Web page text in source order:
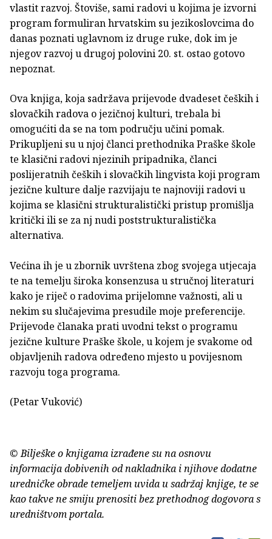
vlastit razvoj. Štoviše, sami radovi u kojima je izvorni
program formuliran hrvatskim su jezikoslovcima do
danas poznati uglavnom iz druge ruke, dok im je
njegov razvoj u drugoj polovini 20. st. ostao gotovo
nepoznat.
Ova knjiga, koja sadržava prijevode dvadeset čeških i
slovačkih radova o jezičnoj kulturi, trebala bi
omogućiti da se na tom području učini pomak.
Prikupljeni su u njoj članci prethodnika Praške škole
te klasični radovi njezinih pripadnika, članci
poslijeratnih čeških i slovačkih lingvista koji program
jezične kulture dalje razvijaju te najnoviji radovi u
kojima se klasični strukturalistički pristup promišlja
kritički ili se za nj nudi poststrukturalistička
alternativa.
Većina ih je u zbornik uvrštena zbog svojega utjecaja
te na temelju široka konsenzusa u stručnoj literaturi
kako je riječ o radovima prijelomne važnosti, ali u
nekim su slučajevima presudile moje preferencije.
Prijevode članaka prati uvodni tekst o programu
jezične kulture Praške škole, u kojem je svakome od
objavljenih radova određeno mjesto u povijesnom
razvoju toga programa.
(Petar Vuković)
© Bilješke o knjigama izrađene su na osnovu
informacija dobivenih od nakladnika i njihove dodatne
uredničke obrade temeljem uvida u sadržaj knjige, te se
kao takve ne smiju prenositi bez prethodnog dogovora s
uredništvom portala.